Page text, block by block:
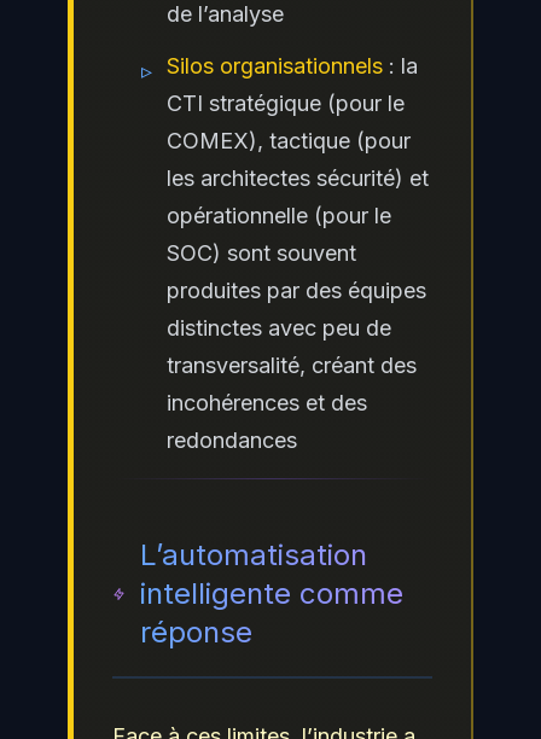
de l’analyse
▹ Silos organisationnels : la
CTI stratégique (pour le
COMEX), tactique (pour
les architectes sécurité) et
opérationnelle (pour le
SOC) sont souvent
produites par des équipes
distinctes avec peu de
transversalité, créant des
incohérences et des
redondances
L’automatisation
intelligente comme
réponse